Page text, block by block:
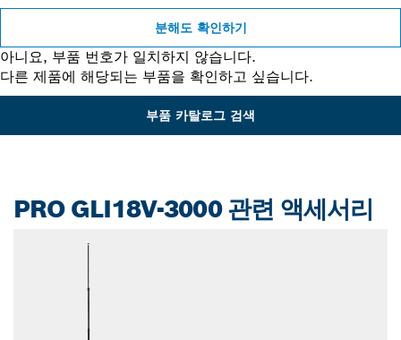
분해도 확인하기
아니요, 부품 번호가 일치하지 않습니다.
다른 제품에 해당되는 부품을 확인하고 싶습니다.
부품 카탈로그 검색
PRO GLI18V-3000 관련 액세서리